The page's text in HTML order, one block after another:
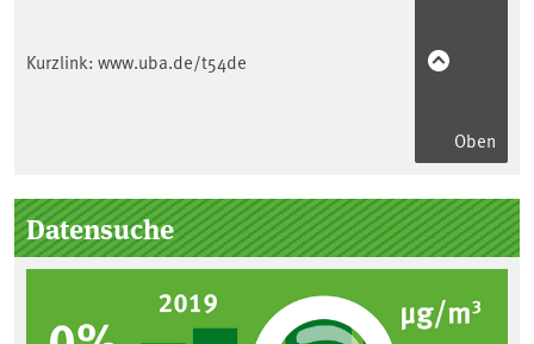
Kurzlink: www.uba.de/t54de
Oben
Seitenleiste
Datensuche